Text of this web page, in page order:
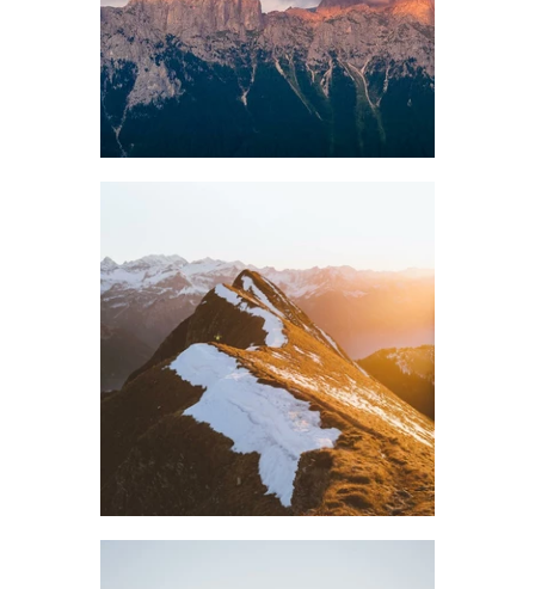
Niezmiernie cieszy nas, że
uczniowie biorą udział w
zajęciach dodatkowych pomimo
ogromu pracy przez cały tydzień